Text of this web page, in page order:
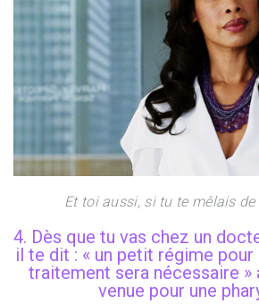
Et toi aussi, si tu te mêlais
4. Dès que tu vas chez un
il te dit : « un petit régime
traitement sera nécessaire »
venue pour une